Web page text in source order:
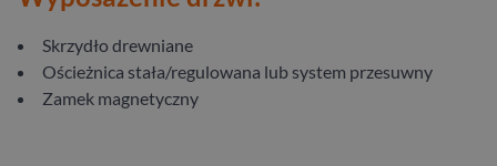
Skrzydło drewniane
Ościeżnica stała/regulowana lub system przesuwny
Zamek magnetyczny